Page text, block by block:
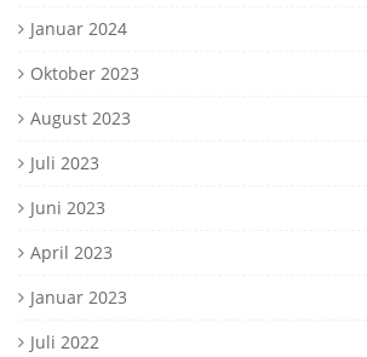
Januar 2024
Oktober 2023
August 2023
Juli 2023
Juni 2023
April 2023
Januar 2023
Juli 2022